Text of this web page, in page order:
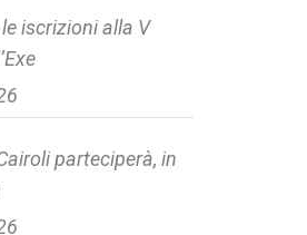
iscrizioni alla V
parteciperà, in